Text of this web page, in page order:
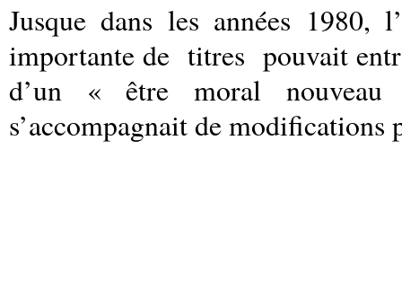
Jusque dans les années 1980,
importante de titres pouvait
d’un « être moral nouveau
s’accompagnait de modifications